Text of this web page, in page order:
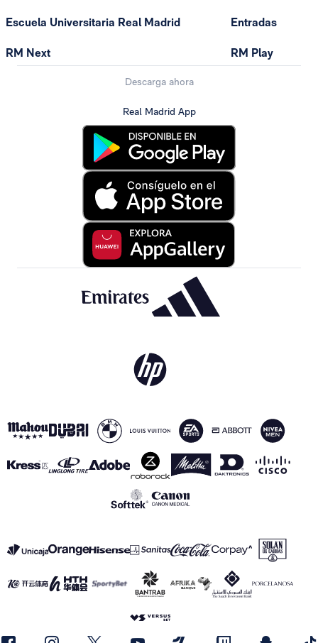
Escuela Universitaria Real Madrid
RM Next
Entradas
RM Play
Descarga ahora
Real Madrid App